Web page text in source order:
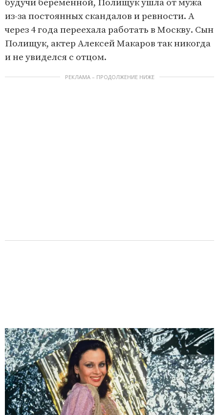
будучи беременной, Полищук ушла от мужа
из-за постоянных скандалов и ревности. А
через 4 года переехала работать в Москву. Сын
Полищук, актер Алексей Макаров так никогда
и не увиделся с отцом.
РЕКЛАМА – ПРОДОЛЖЕНИЕ НИЖЕ